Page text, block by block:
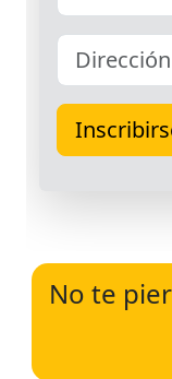
No te